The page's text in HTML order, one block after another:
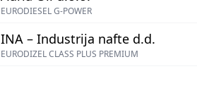
EURODIESEL G-POWER
INA – Industrija nafte d.d.
EURODIZEL CLASS PLUS PREMIUM